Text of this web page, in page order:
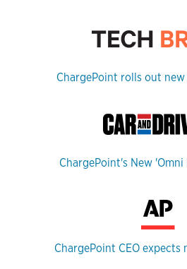
ChargePoint rolls out
ChargePoint's New
ChargePoint CEO